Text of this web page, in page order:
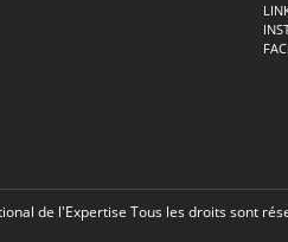
de l'Expertise Tous les droits sont